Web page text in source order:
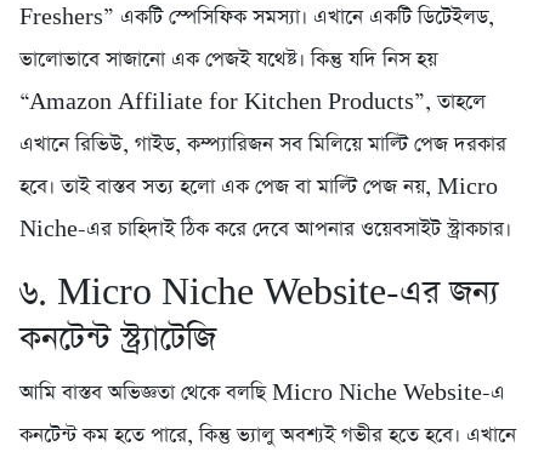
Freshers” একটি স্পেসিফিক সমস্যা। এখানে একটি ডিটেইলড,
ভালোভাবে সাজানো এক পেজই যথেষ্ট। কিন্তু যদি নিস হয়
“Amazon Affiliate for Kitchen Products”, তাহলে
এখানে রিভিউ, গাইড, কম্প্যারিজন সব মিলিয়ে মাল্টি পেজ দরকার
হবে। তাই বাস্তব সত্য হলো এক পেজ বা মাল্টি পেজ নয়, Micro
Niche-এর চাহিদাই ঠিক করে দেবে আপনার ওয়েবসাইট স্ট্রাকচার।
৬. Micro Niche Website-এর জন্য
কনটেন্ট স্ট্র্যাটেজি
আমি বাস্তব অভিজ্ঞতা থেকে বলছি Micro Niche Website-এ
কনটেন্ট কম হতে পারে, কিন্তু ভ্যালু অবশ্যই গভীর হতে হবে। এখানে